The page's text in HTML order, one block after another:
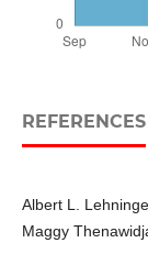
REFERENCES
Albert L.
Maggy